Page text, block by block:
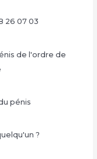
26 07 03
de l'ordre de
pénis
?